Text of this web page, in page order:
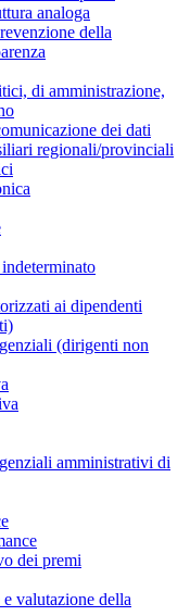
analoga
della
di amministrazione,
dei dati
regionali/provinciali
ai dipendenti
(dirigenti non
amministrativi di
dei premi
valutazione della